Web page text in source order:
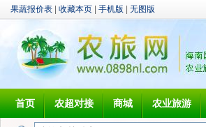
果蔬报价表 收藏本页 手机版 无图版
首页 农超对接 商城 农业旅游